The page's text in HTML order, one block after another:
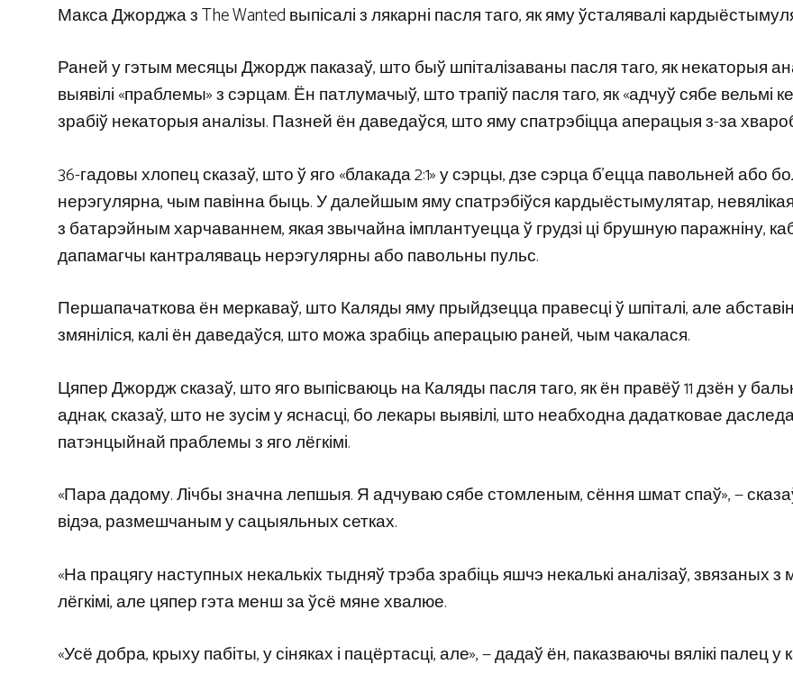
Макса Джорджа з The Wanted выпісалі з лякарні пасля таго, як яму ўсталявалі
Раней у гэтым месяцы Джордж паказаў, што быў шпіталізаваны пасля таго, як некаторыя
выявілі «праблемы» з сэрцам. Ён патлумачыў, што трапіў пасля таго, як «адчуў сябе вельмі
зрабіў некаторыя аналізы. Пазней ён даведаўся, што яму спатрэбіцца аперацыя з-за
36-гадовы хлопец сказаў, што ў яго «блакада 2:1» у сэрцы, дзе сэрца б’ецца павольней або
нерэгулярна, чым павінна быць. У далейшым яму спатрэбіўся кардыёстымулятар,
з батарэйным харчаваннем, якая звычайна імплантуецца ў грудзі ці брушную паражніну,
дапамагчы кантраляваць нерэгулярны або павольны пульс.
Першапачаткова ён меркаваў, што Каляды яму прыйдзецца правесці ў шпіталі, але
змяніліся, калі ён даведаўся, што можа зрабіць аперацыю раней, чым чакалася.
Цяпер Джордж сказаў, што яго выпісваюць на Каляды пасля таго, як ён правёў 11 дзён у
аднак, сказаў, што не зусім у яснасці, бо лекары выявілі, што неабходна дадатковае
патэнцыйнай праблемы з яго лёгкімі.
«Пара дадому. Лічбы значна лепшыя. Я адчуваю сябе стомленым, сёння шмат спаў», —
відэа, размешчаным у сацыяльных сетках.
«На працягу наступных некалькіх тыдняў трэба зрабіць яшчэ некалькі аналізаў, звязаных з
лёгкімі, але цяпер гэта менш за ўсё мяне хвалюе.
«Усё добра, крыху пабіты, у сіняках і пацёртасці, але», — дадаў ён, паказваючы вялікі палец у